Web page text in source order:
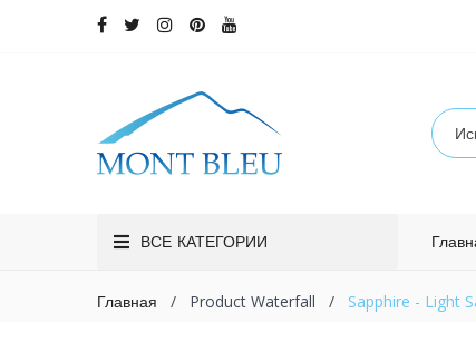
ВСЕ КАТЕГОРИИ
Главная / Product Waterfall / Sapphire - Light